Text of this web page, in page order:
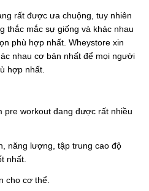
rất được ưa chuộng, tuy nhiên
thắc mắc sự giống và khác nhau
phù hợp nhất. Wheystore xin
nhau cơ bản nhất để mọi người
hợp nhất.
workout đang được rất nhiều
lượng, tập trung cao độ
nhất.
cơ thể.